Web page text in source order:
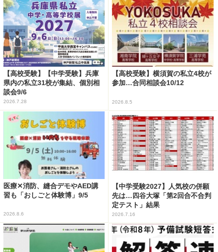
【高校受験】【中学受験】兵庫
県内の私立31校が集結、個別相
談会9/6
2026.7.28
【高校受験】横須賀の私立4校が
参加…合同相談会10/12
2026.8.5
医療✕消防、縫合デモやAED講
習も「おしごと体験博」9/5
2026.8.6
【中学受験2027】人気校の併願
先は…四谷大塚「第2回合不合判
定テスト」結果
2026.7.16